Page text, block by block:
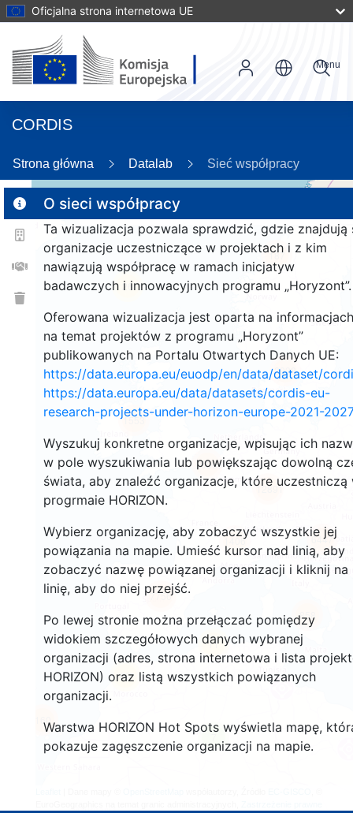
Oficjalna strona internetowa UE
CORDIS
Menu
Strona główna Datalab Sieć współpracy
O sieci współpracy
Ta wizualizacja pozwala sprawdzić, gdzie znajdują
organizacje uczestniczące w projektach i z kim
nawiązują współpracę w ramach inicjatyw
badawczych i innowacyjnych programu „Horyzont”.
Oferowana wizualizacja jest oparta na informacjach
na temat projektów z programu „Horyzont”
publikowanych na Portalu Otwartych Danych UE:
https://data.europa.eu/euodp/en/data/dataset/
https://data.europa.eu/data/datasets/cordis-eu-
research-projects-under-horizon-europe-2021-2027
Wyszukuj konkretne organizacje, wpisując ich
w pole wyszukiwania lub powiększając dowolną
świata, aby znaleźć organizacje, które uczestniczą
progrmaie HORIZON.
Wybierz organizację, aby zobaczyć wszystkie jej
powiązania na mapie. Umieść kursor nad linią, aby
zobaczyć nazwę powiązanej organizacji i kliknij na
linię, aby do niej przejść.
Po lewej stronie można przełączać pomiędzy
widokiem szczegółowych danych wybranej
organizacji (adres, strona internetowa i lista
HORIZON) oraz listą wszystkich powiązanych
organizacji.
Warstwa HORIZON Hot Spots wyświetla mapę,
pokazuje zagęszczenie organizacji na mapie.
26
7
160
1553
11
66
7756
858
187
1406
2938
10069
6447
12891